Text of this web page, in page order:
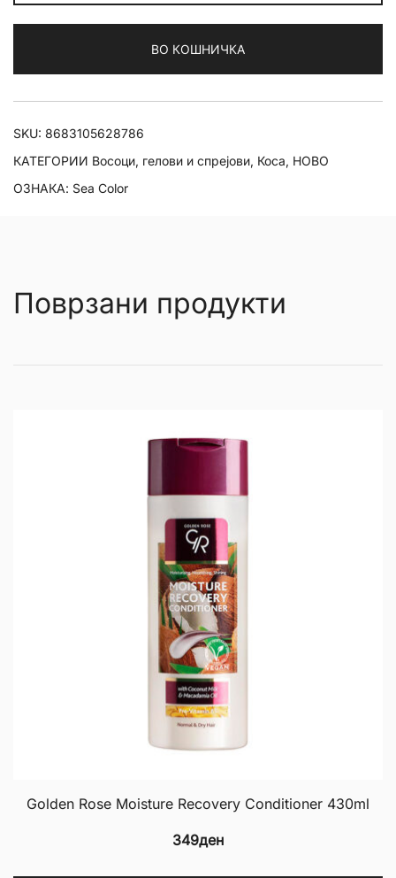
Thermal
Milk
Hair
Therapy
ВО КОШНИЧКА
SKU: 8683105628786
КАТЕГОРИИ Восоци, гелови и спрејови, Коса, НОВО
ОЗНАКА: Sea Color
Поврзани продукти
Golden Rose Moisture Recovery Conditioner 430ml
349ден